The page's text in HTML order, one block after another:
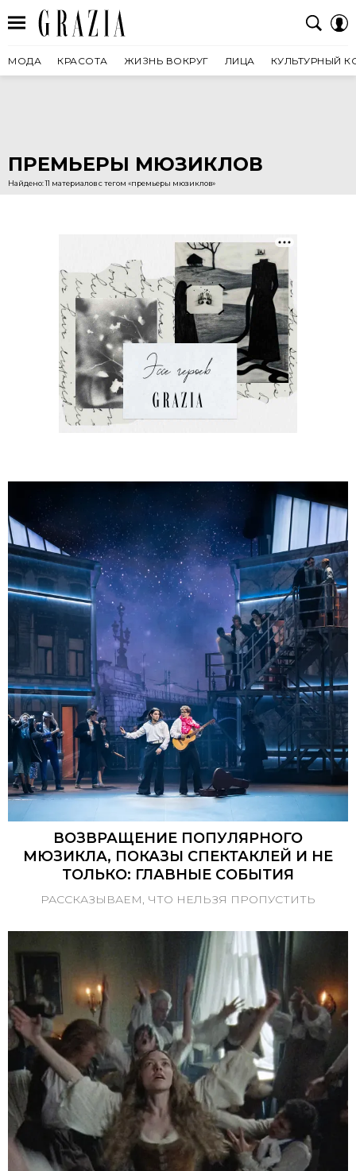
МОДА КРАСОТА ЖИЗНЬ ВОКРУГ ЛИЦА КУЛЬТУРНЫЙ
ПРЕМЬЕРЫ МЮЗИКЛОВ
Найдено: 11 материалов с тегом «премьеры мюзиклов»
ВОЗВРАЩЕНИЕ ПОПУЛЯРНОГО
МЮЗИКЛА, ПОКАЗЫ СПЕКТАКЛЕЙ И НЕ
ТОЛЬКО: ГЛАВНЫЕ СОБЫТИЯ
РАССКАЗЫВАЕМ, ЧТО НЕЛЬЗЯ ПРОПУСТИТЬ